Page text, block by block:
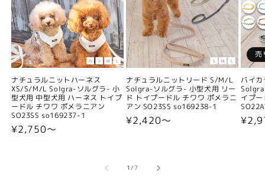
ナチュラルニットハーネス
XS/S/M/L Solgra-ソルグラ- 小
型犬用 中型犬用 ハーネス トイプ
ードル チワワ ポメラニアン
SO23SS so169237-1
通
¥2,750〜
ナチュラルニットリード S/M/L
Solgra-ソルグラ- 小型犬用 リー
ド トイプードル チワワ ポメラニ
アン SO23SS so169238-1
通
¥2,420〜
売
バイ
イプ
通
1/の
7